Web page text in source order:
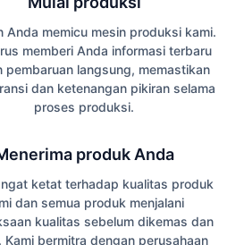
Anda memicu mesin produksi kami.
memberi Anda informasi terbaru
pembaruan langsung, memastikan
dan ketenangan pikiran selama
proses produksi.
produk Anda
ketat terhadap kualitas produk
dan semua produk menjalani
kualitas sebelum dikemas dan
Kami bermitra dengan perusahaan